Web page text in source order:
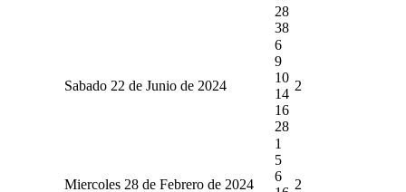
28
38
Sabado 22 de Junio de 2024
6
9
10
14
16
28
2
Miercoles 28 de Febrero de 2024
1
5
6
2